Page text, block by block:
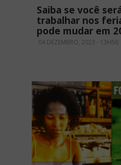
Saiba se você
trabalhar nos
pode mudar em
04 DEZEMBRO, 2023 - 13H56